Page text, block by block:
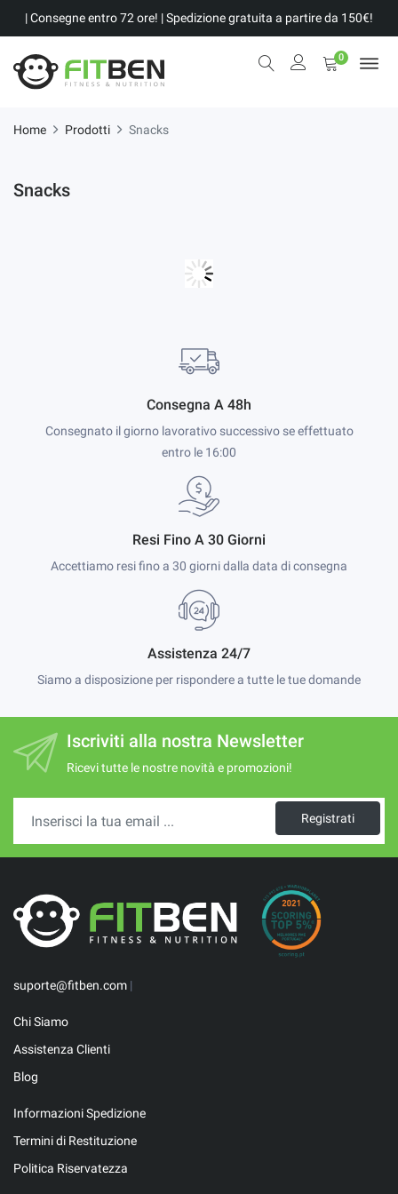
| Consegne entro 72 ore! | Spedizione gratuita a partire da 150€!
0
Home Prodotti Snacks
Snacks
Consegna A 48h
Consegnato il giorno lavorativo successivo se effettuato
entro le 16:00
Resi Fino A 30 Giorni
Accettiamo resi fino a 30 giorni dalla data di consegna
Assistenza 24/7
Siamo a disposizione per rispondere a tutte le tue domande
Iscriviti alla nostra Newsletter
Ricevi tutte le nostre novità e promozioni!
Registrati
suporte@fitben.com |
Chi Siamo
Assistenza Clienti
Blog
Informazioni Spedizione
Termini di Restituzione
Politica Riservatezza